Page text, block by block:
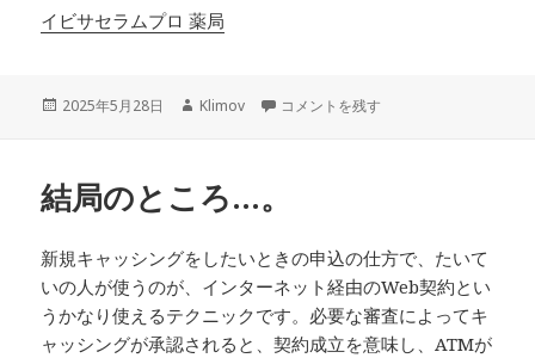
イビサセラムプロ 薬局
投
2025年5月28日
作
Klimov かなり多い金融関連の情報サイトのサ
コメントを残す
結局のところ…。
新規キャッシングをしたいときの申込の仕方で、たいて
いの人が使うのが、インターネット経由のWeb契約とい
うかなり使えるテクニックです。必要な審査によってキ
ャッシングが承認されると、契約成立を意味し、ATMが